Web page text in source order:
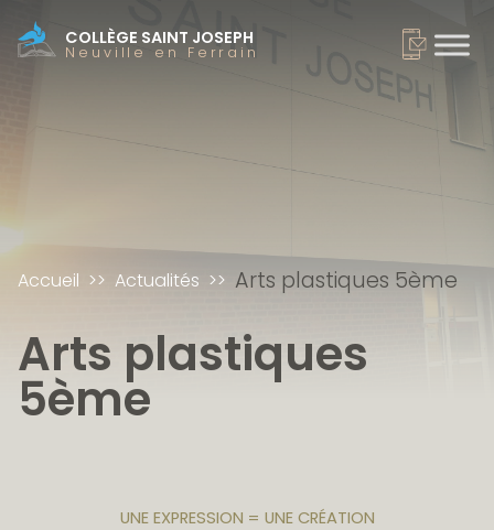
COLLÈGE SAINT JOSEPH
Neuville en Ferrain
Accueil Actualités Arts plastiques 5ème
Arts plastiques
5ème
UNE EXPRESSION = UNE CRÉATION